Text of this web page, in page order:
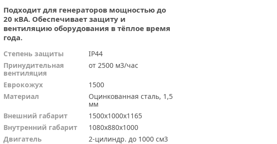
Подходит для генераторов мощностью до
20 кВА. Обеспечивает защиту и
вентиляцию оборудования в тёплое время
года.
Степень защиты
IP44
Принудительная
вентиляция
от 2500 м3/час
Еврокожух
1500
Материал
Оцинкованная сталь, 1,5
мм
Внешний габарит
1500х1000х1165
Внутренний габарит
1080х880х1000
Двигатель
2-цилиндр. до 1000 см3